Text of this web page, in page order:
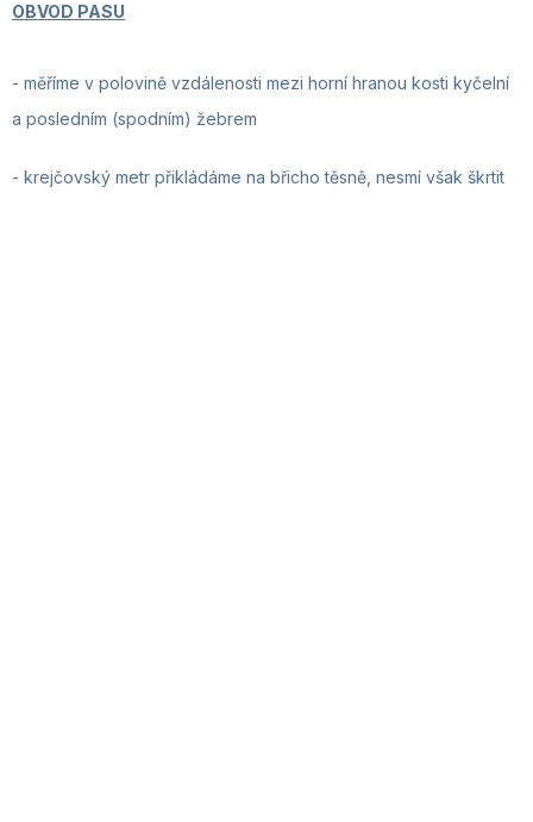
OBVOD PASU
- měříme v polovině vzdálenosti mezi horní hranou kosti kyčelní
a posledním (spodním) žebrem
- krejčovský metr přikládáme na břicho těsně, nesmí však škrtit